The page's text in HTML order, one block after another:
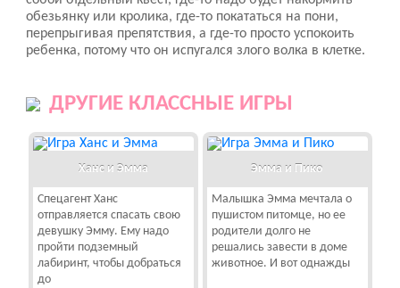
обезьянку или кролика, где-то покататься на пони,
перепрыгивая препятствия, а где-то просто успокоить
ребенка, потому что он испугался злого волка в клетке.
ДРУГИЕ КЛАССНЫЕ ИГРЫ
Ханс и Эмма
Спецагент Ханс
отправляется спасать свою
девушку Эмму. Ему надо
пройти подземный
лабиринт, чтобы добраться
до
Эмма и Пико
Малышка Эмма мечтала о
пушистом питомце, но ее
родители долго не
решались завести в доме
животное. И вот однажды